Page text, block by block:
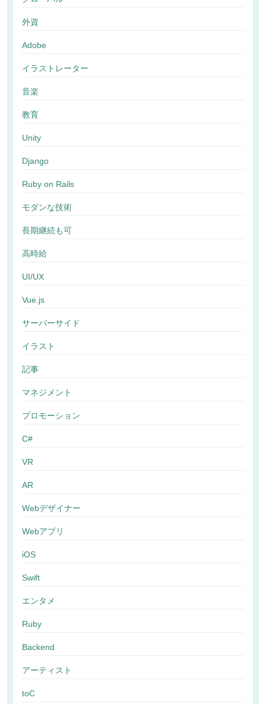
外資
Adobe
イラストレーター
音楽
教育
Unity
Django
Ruby on Rails
モダンな技術
長期継続も可
高時給
UI/UX
Vue.js
サーバーサイド
イラスト
記事
マネジメント
プロモーション
C#
VR
AR
Webデザイナー
Webアプリ
iOS
Swift
エンタメ
Ruby
Backend
アーティスト
toC